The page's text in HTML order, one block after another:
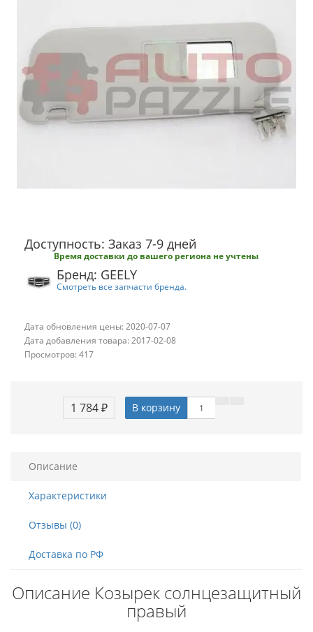
Доступность: Заказ 7-9 дней
Время доставки до вашего региона не учтены
Бренд: GEELY
Смотреть все запчасти бренда.
Дата обновления цены: 2020-07-07
Дата добавления товара: 2017-02-08
Просмотров: 417
1 784 ₽ В корзину
Описание
Характеристики
Отзывы (0)
Доставка по РФ
Описание Козырек солнцезащитный
правый